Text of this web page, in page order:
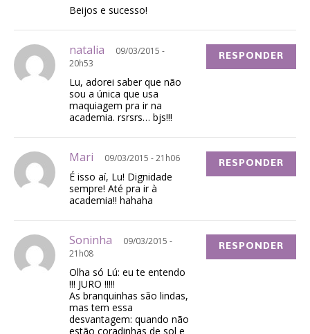
Beijos e sucesso!
natalia
09/03/2015 -
20h53
Lu, adorei saber que não
sou a única que usa
maquiagem pra ir na
academia. rsrsrs… bjs!!!
RESPONDER
Mari 09/03/2015 - 21h06
É isso aí, Lu! Dignidade
sempre! Até pra ir à
academia!! hahaha
RESPONDER
Soninha
09/03/2015 -
21h08
Olha só Lú: eu te entendo
!!! JURO !!!!!
As branquinhas são lindas,
mas tem essa
desvantagem: quando não
estão coradinhas de sol e
RESPONDER